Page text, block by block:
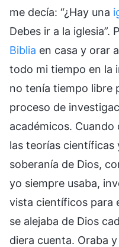
me decía: “¿Hay una
Debes ir a la iglesia”.
Biblia en casa y orar
todo mi tiempo en la
no tenía tiempo libre
proceso de
académicos.
las teorías
soberanía de Dios,
yo siempre usaba,
vista científicos para
se alejaba de Dios
diera cuenta. Oraba